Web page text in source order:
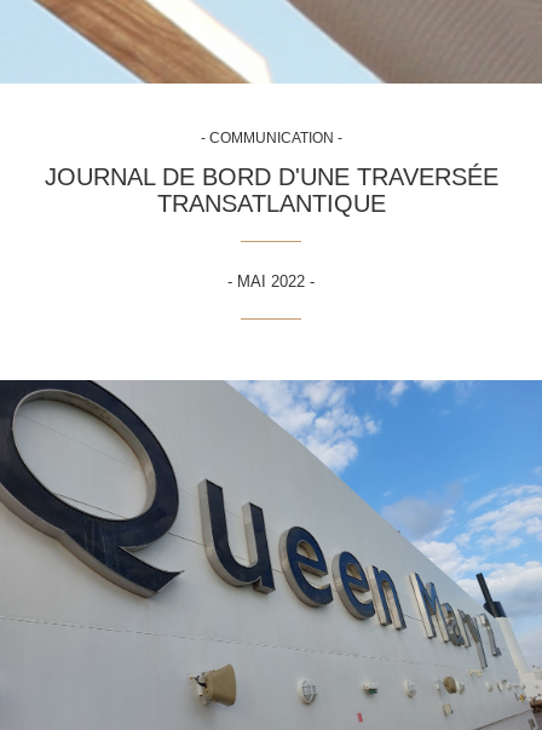
- COMMUNICATION -
JOURNAL DE BORD D'UNE TRAVERSÉE
TRANSATLANTIQUE
- MAI 2022 -